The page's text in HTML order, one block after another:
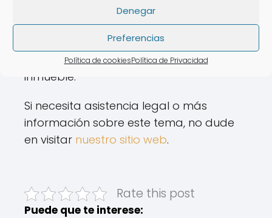
Denegar
Preferencias
Política de cookiesPolítica de Privacidad
administradores de fincas y propietarios
trabajen con profesionales en el área
para obtener valoraciones precisas y
ajustadas a la realidad de cada
inmueble.
Si necesita asistencia legal o más
información sobre este tema, no dude
en visitar nuestro sitio web.
Rate this post
Puede que te interese: